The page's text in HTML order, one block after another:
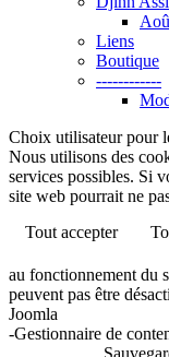
Liens
Boutique
------------
Choix utilisateur pour
Nous utilisons des
services possibles. Si
site web pourrait ne
Tout accepter
au fonctionnement du
peuvent pas être
Joomla
-Gestionnaire de